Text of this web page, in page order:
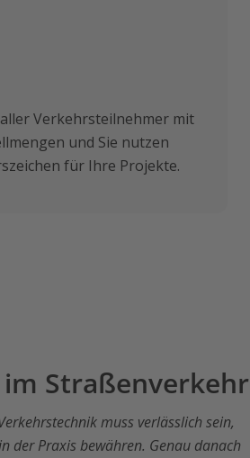
Verkehrsteilnehmer mit
und Sie nutzen
für Ihre Projekte.
Straßenverkehr
muss verlässlich sein,
der Praxis bewähren. Genau danach